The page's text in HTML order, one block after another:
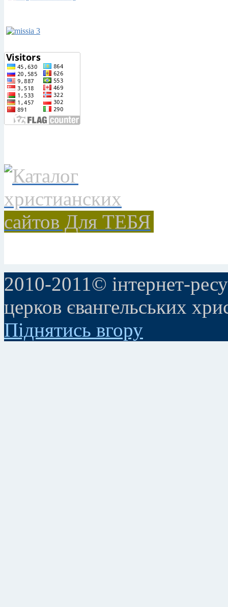
2010-2011© інтернет-
церков євангельських
Піднятись вгору